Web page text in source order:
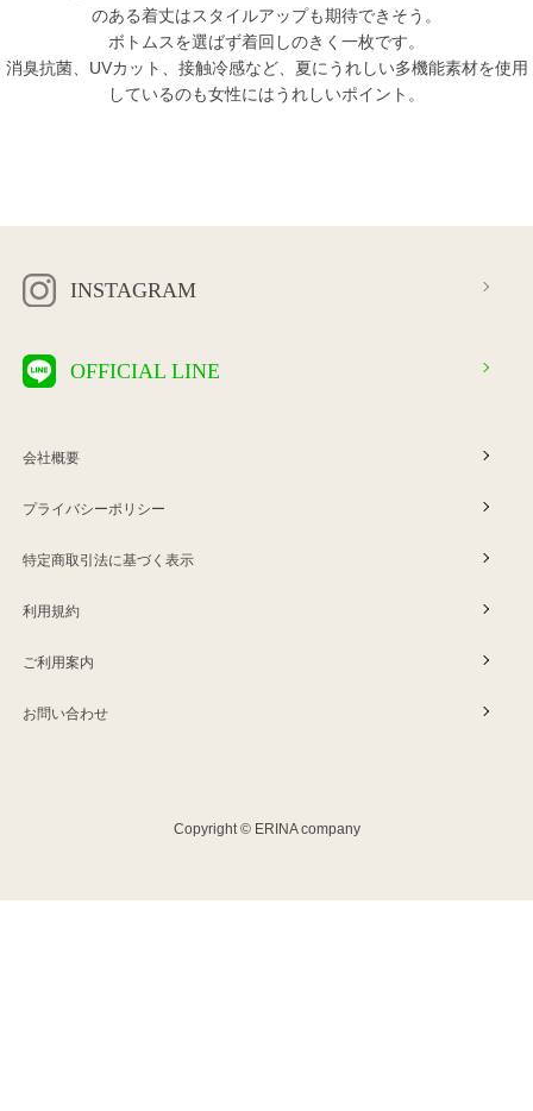
のある着丈はスタイルアップも期待できそう。
ボトムスを選ばず着回しのきく一枚です。
消臭抗菌、UVカット、接触冷感など、夏にうれしい多機能素材を使用
しているのも女性にはうれしいポイント。
INSTAGRAM
OFFICIAL LINE
会社概要
プライバシーポリシー
特定商取引法に基づく表示
利用規約
ご利用案内
お問い合わせ
Copyright © ERINA company